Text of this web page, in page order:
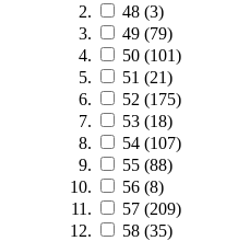
48 (3)
49 (79)
50 (101)
51 (21)
52 (175)
53 (18)
54 (107)
55 (88)
56 (8)
57 (209)
58 (35)